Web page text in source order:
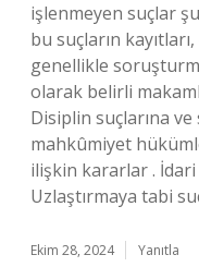
işlenmeyen suçlar
bu suçların
genellikle
olarak belirli
Disiplin suçlarına
mahkûmiyet
ilişkin kararlar .
Uzlaştırmaya tabi
Ekim 28, 2024 Yanıtla